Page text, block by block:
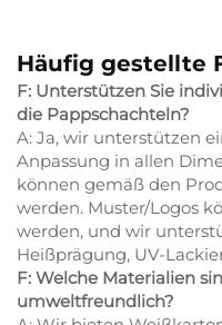
Häufig gestellte
F: Unterstützen Sie
die Pappschachteln?
A: Ja, wir unterstützen
Anpassung in allen
können gemäß den
werden. Muster/Logos
werden, und wir
Heißprägung, UV-
F: Welche Materialien
umweltfreundlich?